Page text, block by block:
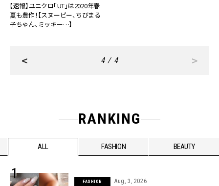
【速報】ユニクロ「UT」は2020年春
夏も豊作！【スヌーピー、ちびまる
子ちゃん、ミッキー…】
< 4 / 4 >
RANKING
ALL FASHION BEAUTY
FASHION Aug, 3, 2026